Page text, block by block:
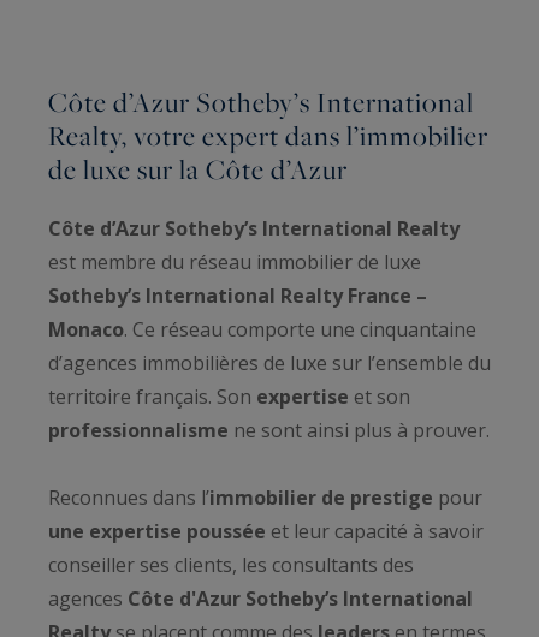
Côte d’Azur Sotheby’s International
Realty, votre expert dans l’immobilier
de luxe sur la Côte d’Azur
Côte d’Azur Sotheby’s International Realty
est membre du réseau immobilier de luxe
Sotheby’s International Realty France –
Monaco. Ce réseau comporte une cinquantaine
d’agences immobilières de luxe sur l’ensemble du
territoire français. Son expertise et son
professionnalisme ne sont ainsi plus à prouver.
Reconnues dans l’immobilier de prestige pour
une expertise poussée et leur capacité à savoir
conseiller ses clients, les consultants des
agences Côte d'Azur Sotheby’s International